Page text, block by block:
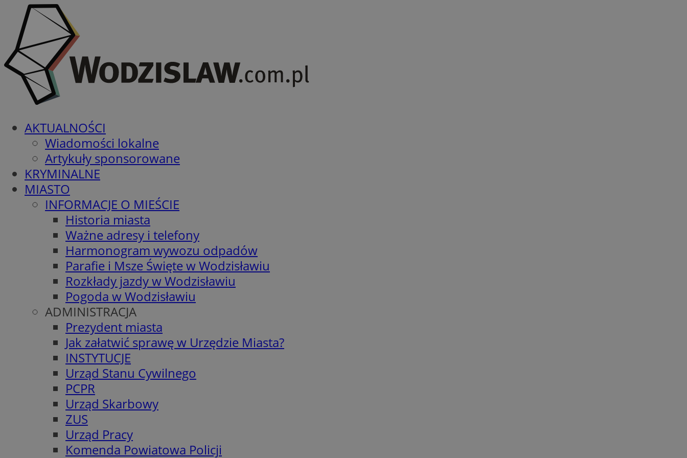
AKTUALNOŚCI
Wiadomości lokalne
Artykuły sponsorowane
KRYMINALNE
MIASTO
INFORMACJE O MIEŚCIE
Historia miasta
Ważne adresy i telefony
Harmonogram wywozu odpadów
Parafie i Msze Święte w Wodzisławiu
Rozkłady jazdy w Wodzisławiu
Pogoda w Wodzisławiu
ADMINISTRACJA
Prezydent miasta
Jak załatwić sprawę w Urzędzie Miasta?
INSTYTUCJE
Urząd Stanu Cywilnego
PCPR
Urząd Skarbowy
ZUS
Urząd Pracy
Komenda Powiatowa Policji